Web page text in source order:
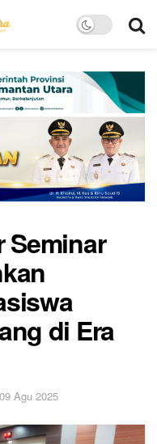
Seminar
di Era
09 Agu 2025